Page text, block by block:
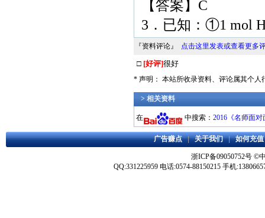
【答案】C
3．已知：①1 mol
『资料评论』 点击这里发表或查看更多
□ [好评]很好
* 声明： 本站所收录资料、评论属其个人
> 相关资料
在 中搜索： 2016《名师面
广告赚点|关于我们|如何充值
浙ICP备09050752号 ©
QQ:331225959 电话:0574-88150215 手机